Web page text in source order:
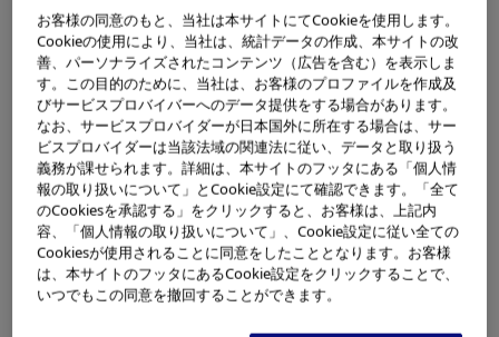
ンター 白河」（以下、SORC白河）を11月22日に設立し、12月
1日から修理業務、12月26日から貸出備品管理業務を順次開始
します。
既存の国内修理・サービス15拠点や貸出備品倉庫3拠点に分散し
ていた機能を再編※1 し、軽修理以外の修理や貸出備品管理をSO
RC白河に集中させます。SORC白河では、隣接する内視鏡製造
工場（白河オリンパス株式会社）の生産ノウハウを修理に活用
することで、修理品質向上やオーバーホール修理品の預かり期
間短縮を目指します。また、本年4月から施行された改正薬事法
に則り、貸出備品の品質管理をより一層向上させるために、点
検と修理の体制を強化します。
お客様の同意のもと、当社は本サイトにてCookieを使用します。
Cookieの使用により、当社は、統計データの作成、本サイトの改
善、パーソナライズされたコンテンツ（広告を含む）を表示しま
す。この目的のために、当社は、お客様のプロファイルを作成及
びサービスプロバイバーへのデータ提供をする場合があります。
なお、サービスプロバイダーが日本国外に所在する場合は、サー
ビスプロバイダーは当該法域の関連法に従い、データと取り扱う
義務が課せられます。詳細は、本サイトのフッタにある「個人情
報の取り扱いについて」とCookie設定にて確認できます。「全て
のCookiesを承認する」をクリックすると、お客様は、上記内
容、「個人情報の取り扱いについて」、Cookie設定に従い全ての
Cookiesが使用されることに同意をしたこととなります。お客様
は、本サイトのフッタにあるCookie設定をクリックすることで、
いつでもこの同意を撤回することができます。